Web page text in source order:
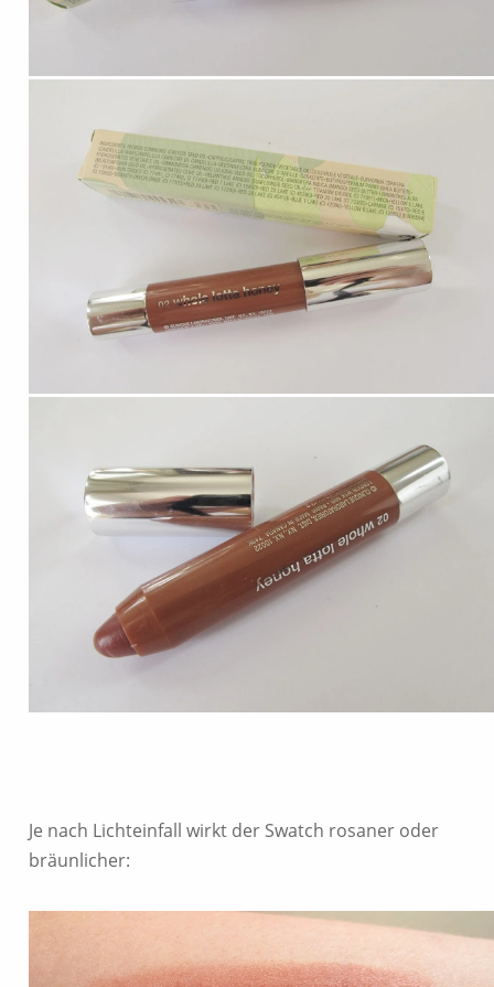
Je nach Lichteinfall wirkt der Swatch rosaner oder
bräunlicher: